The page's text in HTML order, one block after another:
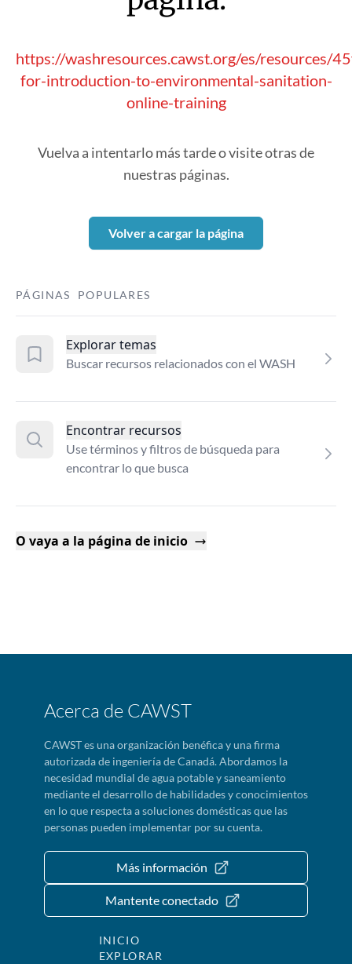
https://washresources.cawst.org/es/resources/
for-introduction-to-environmental-sanitation-
online-training
Vuelva a intentarlo más tarde o visite otras de
nuestras páginas.
Volver a cargar la página
PÁGINAS POPULARES
Explorar temas
Buscar recursos relacionados con el WASH
Encontrar recursos
Use términos y filtros de búsqueda para
encontrar lo que busca
O vaya a la página de inicio
Acerca de CAWST
CAWST es una organización benéfica y una firma
autorizada de ingeniería de Canadá. Abordamos la
necesidad mundial de agua potable y saneamiento
mediante el desarrollo de habilidades y conocimientos
en lo que respecta a soluciones domésticas que las
personas pueden implementar por su cuenta.
Más información
Mantente conectado
INICIO
EXPLORAR